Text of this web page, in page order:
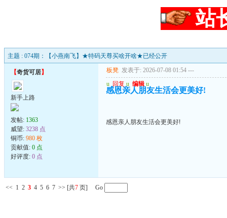
站
主题 : 074期：【小燕南飞】★特码天尊买啥开啥★已经公开
【奇货可居】
新手上路
发帖: 1363
威望: 3238 点
铜币: 980 枚
贡献值: 0 点
好评度: 0 点
板凳 发表于: 2026-07-08 01:54 ---
u 回复 u 编辑 u
感恩亲人朋友生活会更美好!
感恩亲人朋友生活会更美好!
<< 1 2 3 4 5 6 7 >> [共7 页] Go